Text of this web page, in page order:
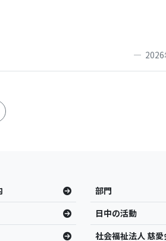
部門
日中の活動
社会福祉法人 慈